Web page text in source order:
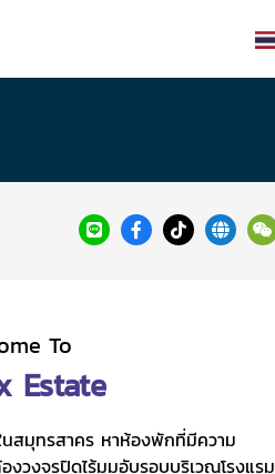
To
Estate
สมุทรสาคร หาห้องพักที่มีความ
วงจรปิดไร้มุมอับรอบบริเวณโรงแรม